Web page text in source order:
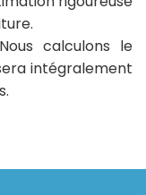
Nous calculons le
intégralement